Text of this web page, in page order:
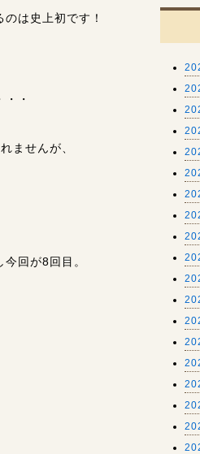
は史上初です！
・
ませんが、
回が8回目。